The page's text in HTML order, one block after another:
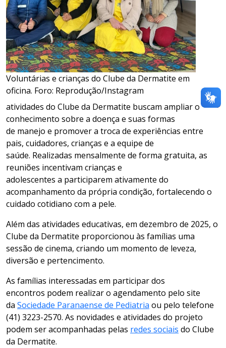
Voluntárias e crianças do Clube da Dermatite em
oficina. Foro: Reprodução/Instagram
atividades do Clube da Dermatite buscam ampliar o
conhecimento sobre a doença e suas formas
de manejo e promover a troca de experiências entre
pais, cuidadores, crianças e a equipe de
saúde. Realizadas mensalmente de forma gratuita, as
reuniões incentivam crianças e
adolescentes a participarem ativamente do
acompanhamento da própria condição, fortalecendo o
cuidado cotidiano com a pele.
Além das atividades educativas, em dezembro de 2025, o
Clube da Dermatite proporcionou às famílias uma
sessão de cinema, criando um momento de leveza,
diversão e pertencimento.
As famílias interessadas em participar dos
encontros podem realizar o agendamento pelo site
da Sociedade Paranaense de Pediatria ou pelo telefone
(41) 3223-2570. As novidades e atividades do projeto
podem ser acompanhadas pelas redes sociais do Clube
da Dermatite.